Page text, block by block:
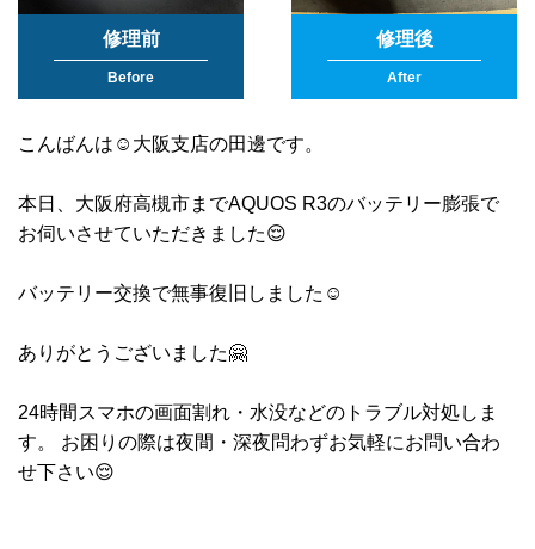
修理前
Before
修理後
After
こんばんは☺️大阪支店の田邊です。
本日、大阪府高槻市までAQUOS R3のバッテリー膨張で
お伺いさせていただきました😌
バッテリー交換で無事復旧しました☺️
ありがとうございました🤗
24時間スマホの画面割れ・水没などのトラブル対処しま
す。 お困りの際は夜間・深夜問わずお気軽にお問い合わ
せ下さい😌